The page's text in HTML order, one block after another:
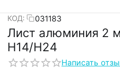
КОД: 031183
Лист алюминия 2
H14/H24
Написать